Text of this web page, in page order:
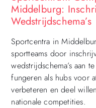
Middelburg:
Wedstrijdschema’s
Sportcentra in
sportteams door
wedstrijdschema’s aan
fungeren als hubs voor
verbeteren en deel
nationale competities.